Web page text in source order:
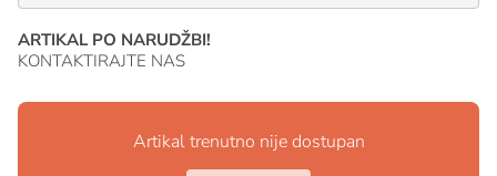
ARTIKAL PO NARUDŽBI!
KONTAKTIRAJTE NAS
Artikal trenutno nije dostupan